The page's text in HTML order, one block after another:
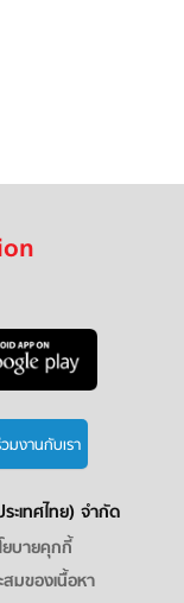
มงานกับเรา
ะเทศไทย) จำกัด
ยบายคุกกี้
สมของเนื้อหา